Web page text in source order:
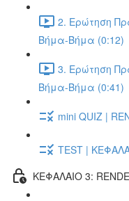
2. Ερώτηση
Βήμα-Βήμα (0:12)
3. Ερώτηση
Βήμα-Βήμα (0:41)
mini QUIZ |
TEST |
ΚΕΦΑΛΑΙΟ 3: